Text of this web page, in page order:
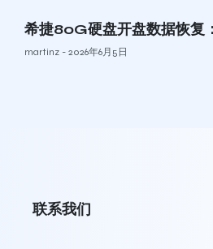
希捷80G硬盘开盘数据恢复
martinz 2026年6月5日
联系我们